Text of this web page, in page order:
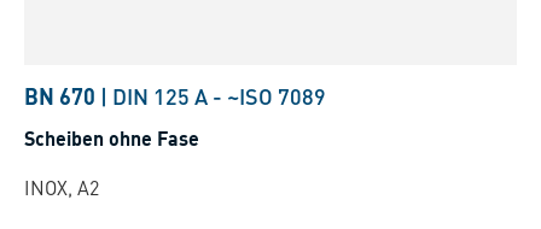
BN 670 | DIN 125 A - ~ISO 7089
Scheiben ohne Fase
INOX, A2